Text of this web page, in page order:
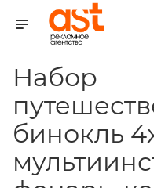
Набор
бинокль